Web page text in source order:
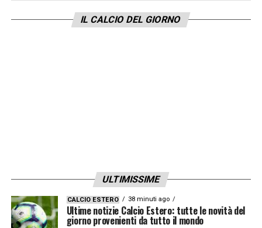
IL CALCIO DEL GIORNO
ULTIMISSIME
CALCIO ESTERO 38 minuti ago
Ultime notizie Calcio Estero: tutte le novità del
giorno provenienti da tutto il mondo